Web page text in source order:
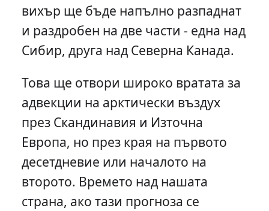
вихър ще бъде напълно разпаднат
и раздробен на две части - една над
Сибир, друга над Северна Канада.
Това ще отвори широко вратата за
адвекции на арктически въздух
през Скандинавия и Източна
Европа, но през края на първото
десетдневие или началото на
второто. Времето над нашата
страна, ако тази прогноза се